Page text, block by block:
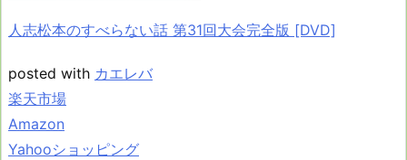
人志松本のすべらない話 第31回大会完全版 [DVD]
posted with カエレバ
楽天市場
Amazon
Yahooショッピング